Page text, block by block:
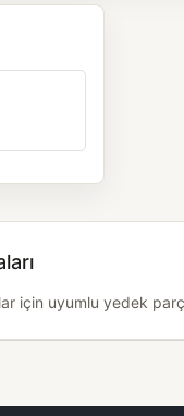
için uyumlu yedek